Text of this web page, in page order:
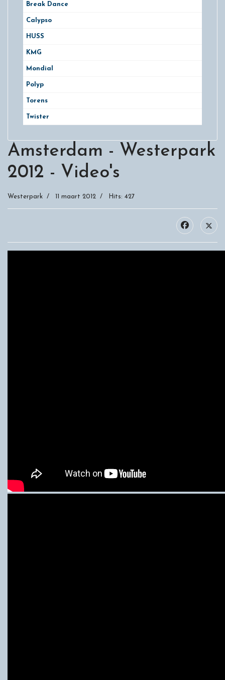
Break Dance
Calypso
HUSS
KMG
Mondial
Polyp
Torens
Twister
Amsterdam - Westerpark
2012 - Video's
Westerpark 11 maart 2012 Hits: 427